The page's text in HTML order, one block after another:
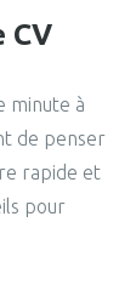
CV
minute à
de penser
rapide et
pour